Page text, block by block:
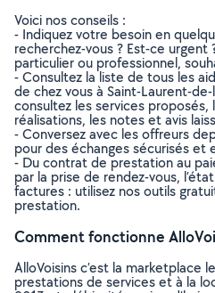
Voici nos conseils :
- Indiquez votre besoin en
recherchez-vous ? Est-ce
particulier ou professionnel,
- Consultez la liste de tous les
de chez vous à Saint-Laurent-
consultez les services
réalisations, les notes et avis
- Conversez avec les offreurs
pour des échanges sécurisés et
- Du contrat de prestation au
par la prise de rendez-vous,
factures : utilisez nos outils
prestation.
Comment fonctionne
AlloVoisins c’est la marketplace
prestations de services et à la